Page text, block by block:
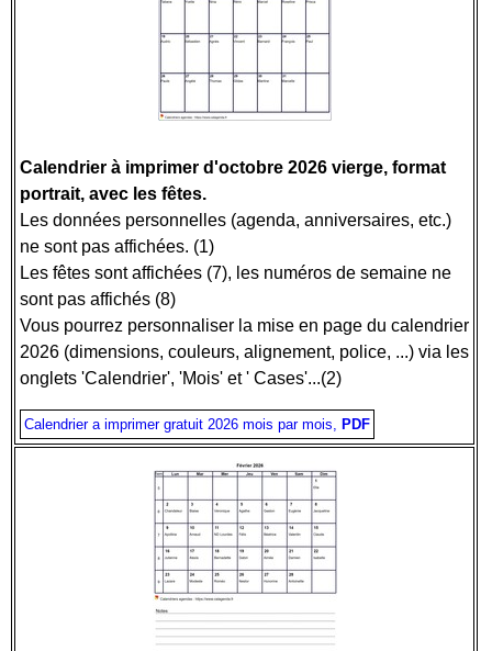
Calendrier à imprimer d'octobre 2026 vierge, format
portrait, avec les fêtes.
Les données personnelles (agenda, anniversaires, etc.)
ne sont pas affichées. (1)
Les fêtes sont affichées (7), les numéros de semaine ne
sont pas affichés (8)
Vous pourrez personnaliser la mise en page du calendrier
2026 (dimensions, couleurs, alignement, police, ...) via les
onglets 'Calendrier', 'Mois' et ' Cases'...(2)
Calendrier a imprimer gratuit 2026 mois par mois, PDF